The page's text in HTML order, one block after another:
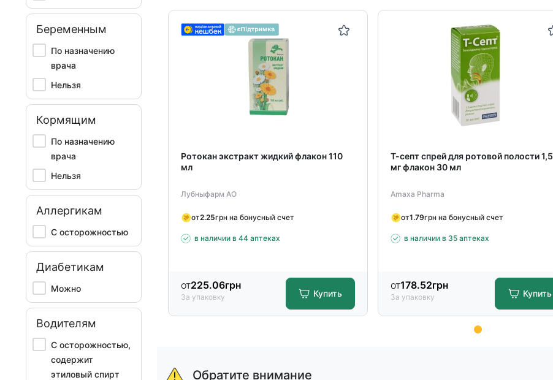
Беременным
По назначению
врача
Нельзя
Кормящим
По назначению
врача
Нельзя
Аллергикам
С осторожностью
Диабетикам
Можно
Водителям
С осторожностью,
содержит
этиловый спирт
Ротокан экстракт жидкий флакон 110
мл
Лубныфарм АО
от2.25грн на бонусный счет
в наличии в 44 аптеках
от225.06грн
За упаковку Купить
Т-септ спрей для ротовой полости 1,5
мг флакон 30 мл
Amaxa Pharma
от1.79грн на бонусный счет
в наличии в 35 аптеках
от178.52грн
За упаковку Купить
Обратите внимание